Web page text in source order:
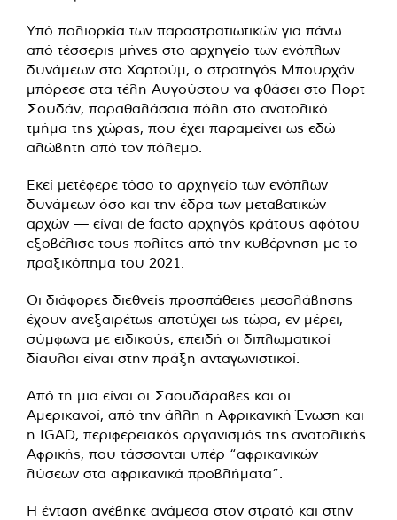
Υπό πολιορκία των παραστρατιωτικών για πάνω
από τέσσερις μήνες στο αρχηγείο των ενόπλων
δυνάμεων στο Χαρτούμ, ο στρατηγός Μπουρχάν
μπόρεσε στα τέλη Αυγούστου να φθάσει στο Πορτ
Σουδάν, παραθαλάσσια πόλη στο ανατολικό
τμήμα της χώρας, που έχει παραμείνει ως εδώ
αλώβητη από τον πόλεμο.
Εκεί μετέφερε τόσο το αρχηγείο των ενόπλων
δυνάμεων όσο και την έδρα των μεταβατικών
αρχών — είναι de facto αρχηγός κράτους αφότου
εξοβέλισε τους πολίτες από την κυβέρνηση με το
πραξικόπημα του 2021.
Οι διάφορες διεθνείς προσπάθειες μεσολάβησης
έχουν ανεξαιρέτως αποτύχει ως τώρα, εν μέρει,
σύμφωνα με ειδικούς, επειδή οι διπλωματικοί
δίαυλοι είναι στην πράξη ανταγωνιστικοί.
Από τη μια είναι οι Σαουδάραβες και οι
Αμερικανοί, από την άλλη η Αφρικανική Ένωση και
η IGAD, περιφερειακός οργανισμός της ανατολικής
Αφρικής, που τάσσονται υπέρ “αφρικανικών
λύσεων στα αφρικανικά προβλήματα”.
Η ένταση ανέβηκε ανάμεσα στον στρατό και στην